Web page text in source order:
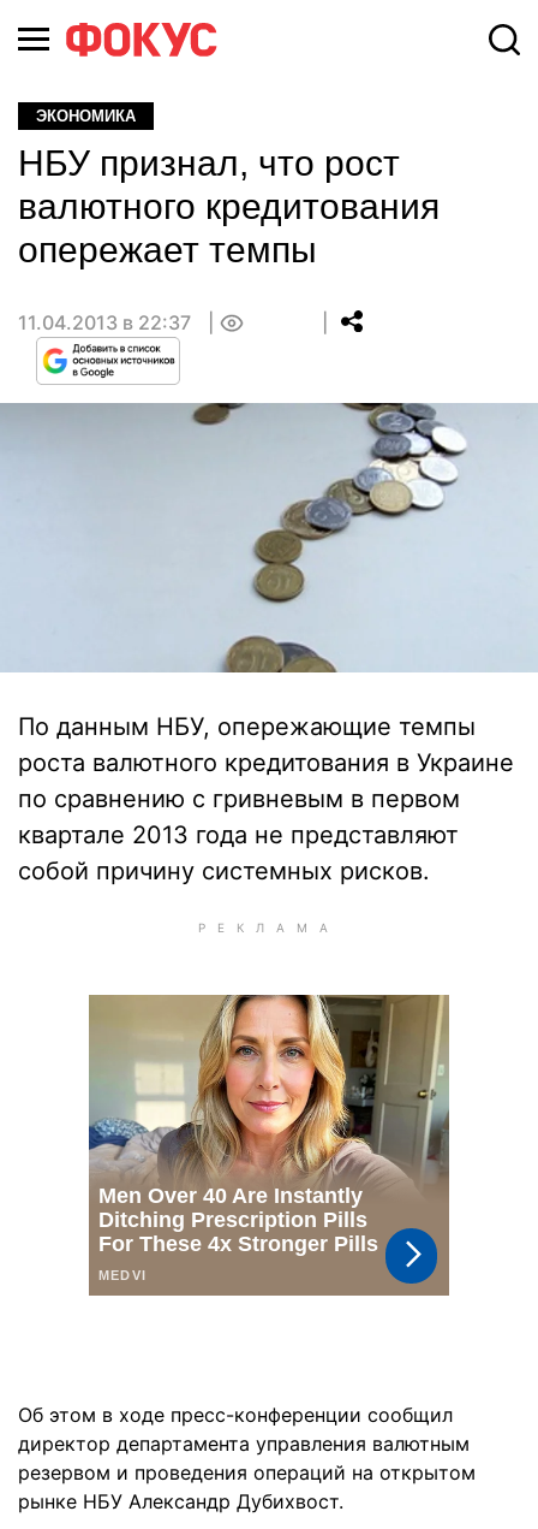
ЭКОНОМИКА
НБУ признал, что рост
валютного кредитования
опережает темпы
11.04.2013 в 22:37
По данным НБУ, опережающие темпы
роста валютного кредитования в Украине
по сравнению с гривневым в первом
квартале 2013 года не представляют
собой причину системных рисков.
Об этом в ходе пресс-конференции сообщил
директор департамента управления валютным
резервом и проведения операций на открытом
рынке НБУ Александр Дубихвост.